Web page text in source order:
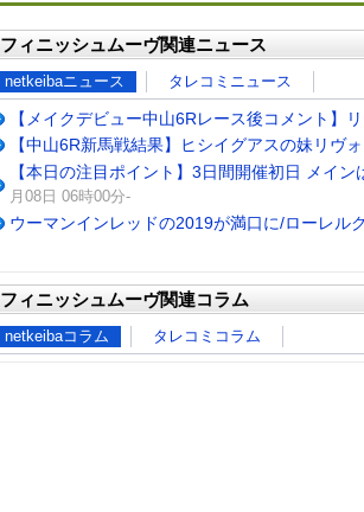
フィニッシュムーヴ関連ニュース
netkeibaニュース タレコミニュース
【メイクデビュー中山6Rレース後コメント】
【中山6R新馬戦結果】ヒシイグアスの妹リヴ
【本日の注目ポイント】3日間開催初日 メイ
月08日 06時00分-
ウーマンインレッドの2019が満口に/ローレル
フィニッシュムーヴ関連コラム
netkeibaコラム タレコミコラム